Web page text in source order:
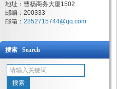
地址：曹杨商务大厦1502
邮编：200333
邮箱： 2852715744@qq.com
搜索 Search